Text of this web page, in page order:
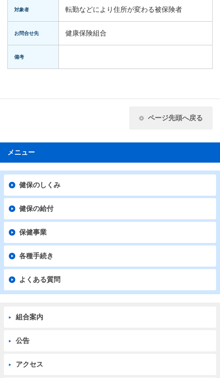
対象者 転勤などにより住所が変わる被保険者
お問合せ先 健康保険組合
備考
ページ先頭へ戻る
メニュー
健保のしくみ
健保の給付
保健事業
各種手続き
よくある質問
組合案内
公告
アクセス